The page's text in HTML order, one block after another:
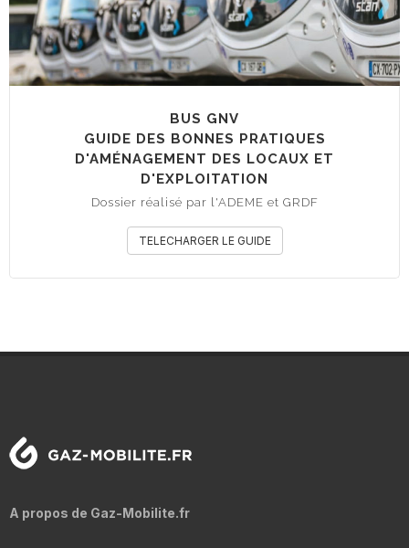
BUS GNV
GUIDE DES BONNES PRATIQUES
D'AMÉNAGEMENT DES LOCAUX ET
D'EXPLOITATION
Dossier réalisé par l'ADEME et GRDF
TELECHARGER LE GUIDE
A propos de Gaz-Mobilite.fr